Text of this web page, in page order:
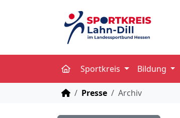
Sportkreis Bildung
STARTSEITE
Presse Archiv